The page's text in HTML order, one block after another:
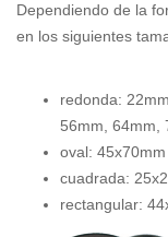
Dependiendo de la
en los siguientes
redonda:
56mm, 64mm,
oval: 45x70mm
cuadrada:
rectangular: